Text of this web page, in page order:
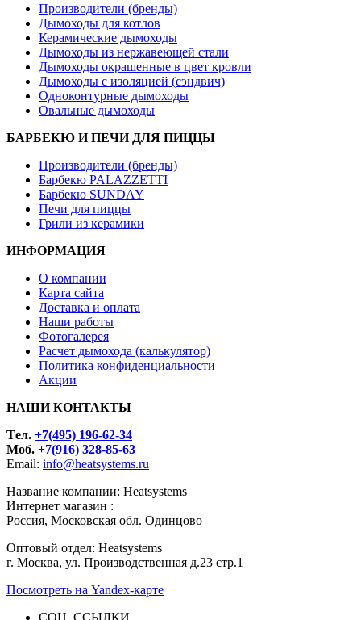
Производители (бренды)
Дымоходы для котлов
Керамические дымоходы
Дымоходы из нержавеющей стали
Дымоходы окрашенные в цвет кровли
Дымоходы с изоляцией (сэндвич)
Одноконтурные дымоходы
Овальные дымоходы
БАРБЕКЮ И ПЕЧИ ДЛЯ ПИЦЦЫ
Производители (бренды)
Барбекю PALAZZETTI
Барбекю SUNDAY
Печи для пиццы
Грили из керамики
ИНФОРМАЦИЯ
О компании
Карта сайта
Доставка и оплата
Наши работы
Фотогалерея
Расчет дымохода (калькулятор)
Политика конфиденциальности
Акции
НАШИ КОНТАКТЫ
Tел. +7(495) 196-62-34
Моб. +7(916) 328-85-63
Email: info@heatsystems.ru
Название компании: Heatsystems
Интернет магазин :
Россия, Московская обл. Одинцово
Оптовый отдел: Heatsystems
г. Москва, ул. Производственная д.23 стр.1
Посмотреть на Yandex-карте
СОЦ. ССЫЛКИ